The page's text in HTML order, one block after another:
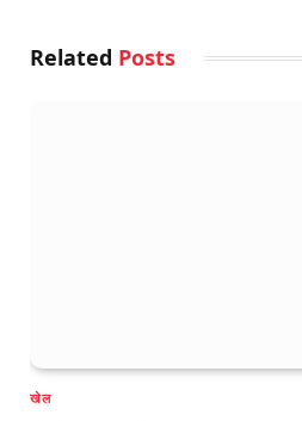
Related Posts
खेल